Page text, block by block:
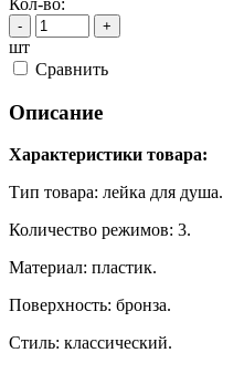
- +
шт
Cравнить
Описание
Характеристики товара:
Тип товара: лейка для душа.
Количество режимов: 3.
Материал: пластик.
Поверхность: бронза.
Стиль: классический.